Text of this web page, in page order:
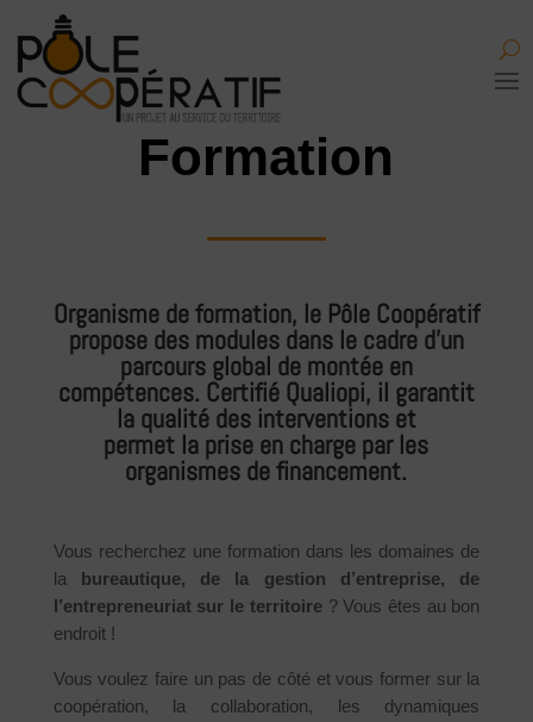
Formation
Organisme de formation, le Pôle Coopératif
propose des modules dans le cadre d’un
parcours global de montée en
compétences. Certifié Qualiopi, il garantit
la qualité des interventions et
permet la prise en charge par les
organismes de financement.
Vous recherchez une formation dans les domaines de
la bureautique, de la gestion d’entreprise, de
l’entrepreneuriat sur le territoire? Vous êtes au bon
endroit !
Vous voulez faire un pas de côté et vous former sur la
coopération, la collaboration, les dynamiques